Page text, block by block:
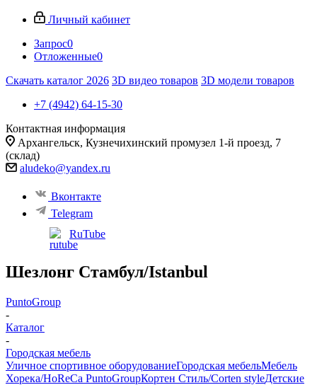
Личный кабинет
Запрос0
Отложенные0
Скачать каталог 2026 3D видео товаров 3D модели товаров
+7 (4942) 64-15-30
Контактная информация
Архангельск, ​Кузнечихинский промузел 1-й проезд, 7
(склад)
aludeko@yandex.ru
Вконтакте
Telegram
RuTube
Шезлонг Стамбул/Istanbul
PuntoGroup
-
Каталог
-
Городская мебель
Уличное спортивное оборудованиеГородская мебельМебель
Хорека/HoReCa PuntoGroupКортен Стиль/Corten styleДетские